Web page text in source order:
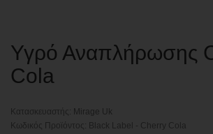
Υγρό Αναπλήρωσης
Cola
Κατασκευαστής:
Mirage Uk
Κωδικός Προϊόντος: Black Label - Cherry Cola